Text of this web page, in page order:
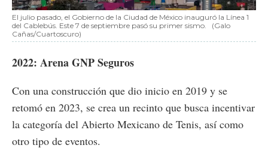
El julio pasado, el Gobierno de la Ciudad de México inauguró la Línea 1
del Cablebús. Este 7 de septiembre pasó su primer sismo.
(Galo
Cañas/Cuartoscuro)
2022: Arena GNP Seguros
Con una construcción que dio inicio en 2019 y se
retomó en 2023, se crea un recinto que busca incentivar
la categoría del Abierto Mexicano de Tenis, así como
otro tipo de eventos.